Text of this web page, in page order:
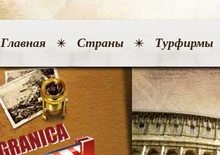
Главная Страны Турфирмы